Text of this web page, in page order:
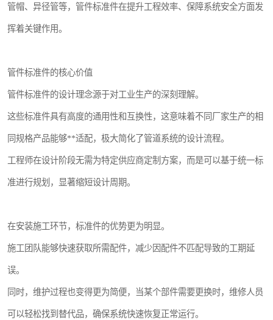
管帽、异径管等，管件标准件在提升工程效率、保障系统安全方面发
挥着关键作用。
管件标准件的核心价值
管件标准件的设计理念源于对工业生产的深刻理解。
这些标准件具有高度的通用性和互换性，这意味着不同厂家生产的相
同规格产品能够**适配，极大简化了管道系统的设计流程。
工程师在设计阶段无需为特定供应商定制方案，而是可以基于统一标
准进行规划，显著缩短设计周期。
在安装施工环节，标准件的优势更为明显。
施工团队能够快速获取所需配件，减少因配件不匹配导致的工期延
误。
同时，维护过程也变得更为简便，当某个部件需要更换时，维修人员
可以轻松找到替代品，确保系统快速恢复正常运行。